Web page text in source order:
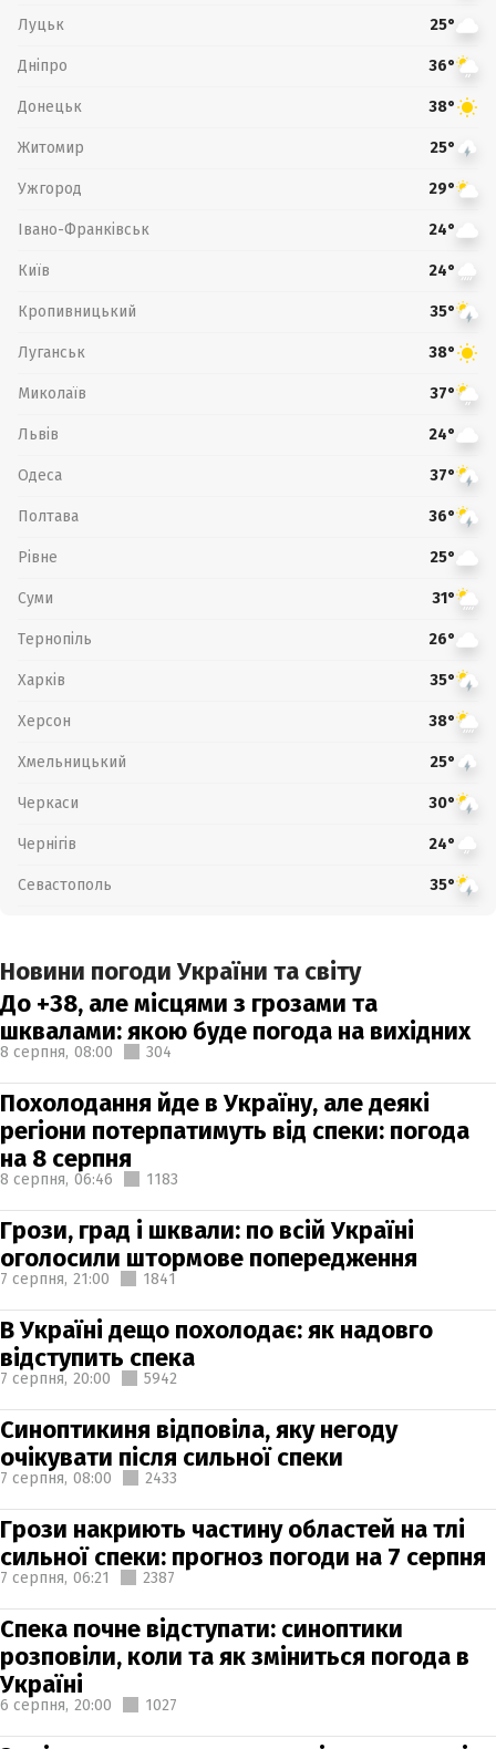
Луцьк 25°
Дніпро 36°
Донецьк 38°
Житомир 25°
Ужгород 29°
Івано-Франківськ 24°
Київ 24°
Кропивницький 35°
Луганськ 38°
Миколаїв 37°
Львів 24°
Одеса 37°
Полтава 36°
Рівне 25°
Суми 31°
Тернопіль 26°
Харків 35°
Херсон 38°
Хмельницький 25°
Черкаси 30°
Чернігів 24°
Севастополь 35°
Новини погоди України та світу
До +38, але місцями з грозами та
шквалами: якою буде погода на вихідних
8 серпня, 08:00 304
Похолодання йде в Україну, але деякі
регіони потерпатимуть від спеки: погода
на 8 серпня
8 серпня, 06:46 1183
Грози, град і шквали: по всій Україні
оголосили штормове попередження
7 серпня, 21:00 1841
В Україні дещо похолодає: як надовго
відступить спека
7 серпня, 20:00 5942
Синоптикиня відповіла, яку негоду
очікувати після сильної спеки
7 серпня, 08:00 2433
Грози накриють частину областей на тлі
сильної спеки: прогноз погоди на 7 серпня
7 серпня, 06:21 2387
Спека почне відступати: синоптики
розповіли, коли та як зміниться погода в
Україні
6 серпня, 20:00 1027